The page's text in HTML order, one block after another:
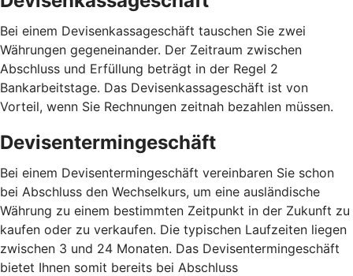
Bei einem Devisenkassageschäft tauschen Sie zwei
Währungen gegeneinander. Der Zeitraum zwischen
Abschluss und Erfüllung beträgt in der Regel 2
Bankarbeitstage. Das Devisenkassageschäft ist von
Vorteil, wenn Sie Rechnungen zeitnah bezahlen müssen.
Devisentermingeschäft
Bei einem Devisentermingeschäft vereinbaren Sie schon
bei Abschluss den Wechselkurs, um eine ausländische
Währung zu einem bestimmten Zeitpunkt in der Zukunft zu
kaufen oder zu verkaufen. Die typischen Laufzeiten liegen
zwischen 3 und 24 Monaten. Das Devisentermingeschäft
bietet Ihnen somit bereits bei Abschluss